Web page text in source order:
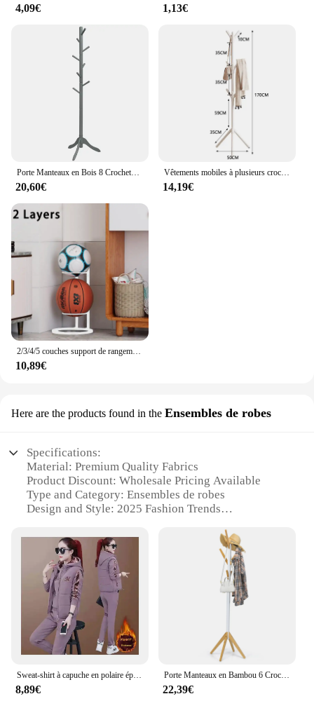
4,09€ 1,13€
Porte Manteaux en Bois 8 Crochets, Portant à Vêtement sur Pied, Hauteur Réglable 138/175cm, Porte-Manteau pour Entrée, Chambre, Dortoir, Appartement
20,60€
Vêtements mobiles à plusieurs crochets sur pied T1, forme de branche d'arbre et manteau de question T1 pour la maison, le salon, le stockage de vêtements
14,19€
2/3/4/5 couches support de rangement de basket-ball intérieur enfants balles placées support Football volley-ball support de basket-ball balles support en métal
10,89€
Here are the products found in the Ensembles de robes
Specifications:
Material: Premium Quality Fabrics
Product Discount: Wholesale Pricing Available
Type and Category: Ensembles de robes
Design and Style: 2025 Fashion Trends
Shape or Size or Weight or Quantity:
Comprehensive Sets for Sale
Features:
**Elegance Redefined**
The 2025 fashion landscape is a vibrant tapestry of
innovative designs and timeless elegance, and our
'clothes femme 2025' collection is at the forefront of
this trend. Our ensembles de robes are crafted from
premium quality fabrics that not only offer a
luxurious feel but also promise durability and
Sweat-shirt à capuche en polaire épaisse pour femme, ensemble de sport chaud et décontracté, à la mode, trois pièces, nouveau Style, doux et confortable, vêtements pour dames, hiver
8,89€
Porte Manteaux en Bambou 6 Crochets, Portant à Vêtement sur Pied, Hauteur 179cm, Porte-Manteau pour Entrée, Chambre, Dortoir, Appartement
22,39€